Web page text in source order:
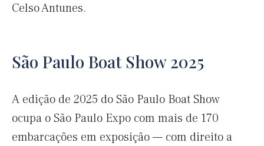
Celso Antunes.
São Paulo Boat Show 2025
A edição de 2025 do São Paulo Boat Show
ocupa o São Paulo Expo com mais de 170
embarcações em exposição — com direito a